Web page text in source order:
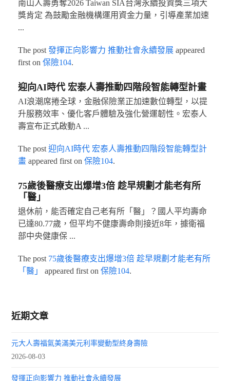
南山人壽勇奪2026 Taiwan SIA台灣永續投資獎三項大
獎肯定 為鼓勵金融機構運用資金力量，引導產業加速
...
The post 發揮正向影響力 推動社會永續發展appeared
first on 保險104.
迎向AI時代 宏泰人壽推動四階段智能轉型計畫
AI浪潮席捲全球，金融保險業正加速數位轉型，以提
升服務效率、優化客戶體驗及強化營運韌性。宏泰人
壽宣布正式啟動A ...
The post 迎向AI時代 宏泰人壽推動四階段智能轉型計
畫appeared first on 保險104.
75歲後醫療支出爆增3倍 趁早規劃才能老有所
「醫」
退休前，能否確定自己老有所「醫」？國人平均壽命
已達80.77歲，但平均不健康壽命則接近8年，據衛福
部中央健康保 ...
The post 75歲後醫療支出爆增3倍 趁早規劃才能老有所
「醫」
appeared first on 保險104.
近期文章
元大人壽福氣美滿美元利率變動型終身壽險
2026-08-03
發揮正向影響力 推動社會永續發展